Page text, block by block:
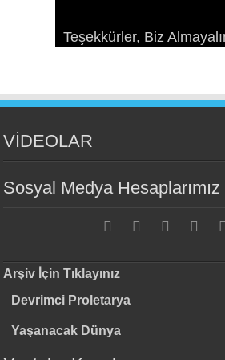
Teşekkürler, Biz
Kazandırmak
Devrimin Esasları ve
Konuşma
geleceğimiz*
VİDEOLAR
Sosyal Medya Hesaplarımız
Arşiv İçin Tıklayınız
Devrimci Proletarya
Yaşanacak Dünya